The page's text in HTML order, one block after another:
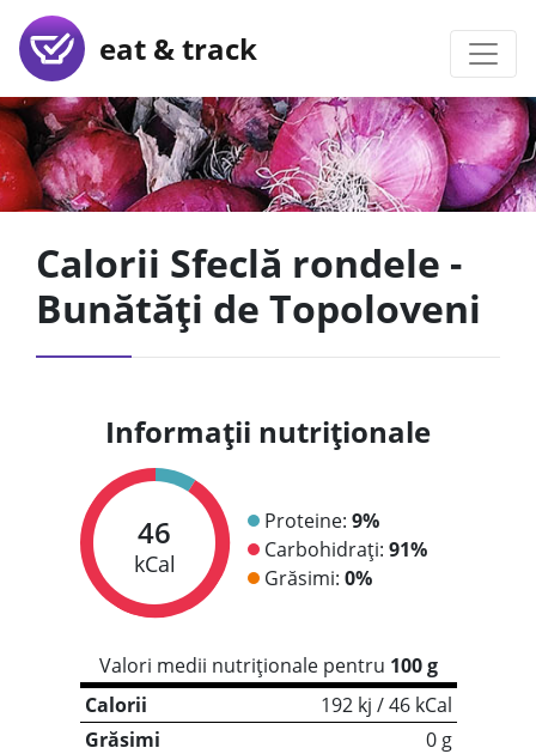
eat & track
Calorii Sfeclă rondele -
Bunătăți de Topoloveni
Informații nutriționale
46
kCal
Proteine: 9%
Carbohidrați: 91%
Grăsimi: 0%
Valori medii nutriționale pentru 100 g
Calorii
192 kj / 46 kCal
Grăsimi
0 g